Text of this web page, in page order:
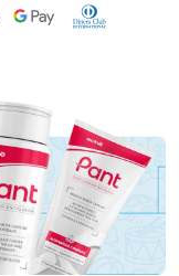
Google PayDiners Club